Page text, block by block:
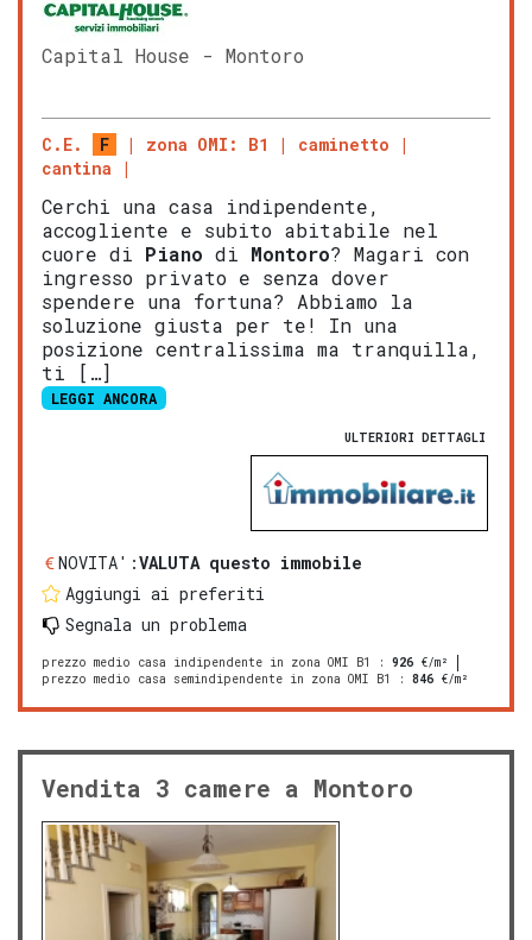
Capital House - Montoro
C.E. F zona OMI: B1
caminetto
cantina
Cerchi una casa indipendente,
accogliente e subito abitabile nel
cuore di Piano di Montoro? Magari con
ingresso privato e senza dover
spendere una fortuna? Abbiamo la
soluzione giusta per te! In una
posizione centralissima ma tranquilla,
ti […]
LEGGI ANCORA
ULTERIORI DETTAGLI
NOVITA':VALUTA questo immobile
Aggiungi ai preferiti
Segnala un problema
prezzo medio casa indipendente in zona OMI B1 : 926 €/m²
prezzo medio casa semindipendente in zona OMI B1
: 846 €/m²
Vendita 3 camere a Montoro